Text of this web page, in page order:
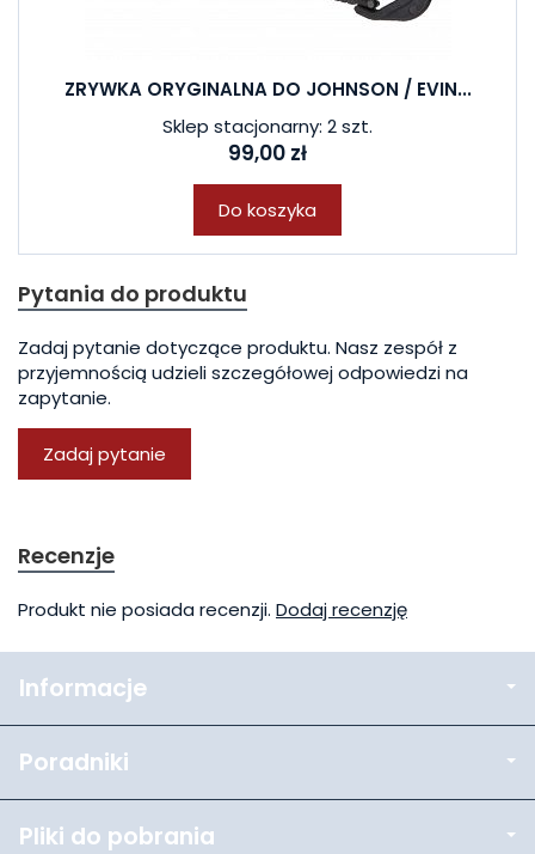
ZRYWKA ORYGINALNA DO JOHNSON / EVIN...
Sklep stacjonarny: 2 szt.
99,00 zł
Do koszyka
Pytania do produktu
Zadaj pytanie dotyczące produktu. Nasz zespół z
przyjemnością udzieli szczegółowej odpowiedzi na
zapytanie.
Zadaj pytanie
Recenzje
Produkt nie posiada recenzji. Dodaj recenzję
Informacje
Poradniki
Pliki do pobrania